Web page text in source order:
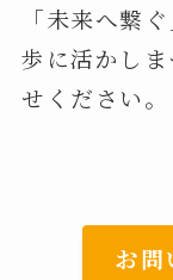
「未来へ繋
歩に活かし
せください。
お問